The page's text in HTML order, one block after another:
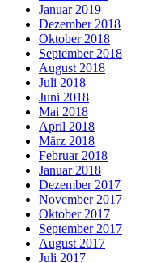
Januar 2019
Dezember 2018
Oktober 2018
September 2018
August 2018
Juli 2018
Juni 2018
Mai 2018
April 2018
März 2018
Februar 2018
Januar 2018
Dezember 2017
November 2017
Oktober 2017
September 2017
August 2017
Juli 2017